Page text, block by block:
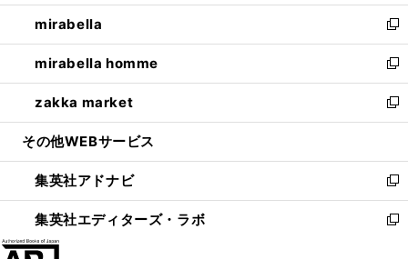
開
く
ウ
で
開
く
ン
ド
ウ
で
開
く
ウ
ィ
ン
ド
ウ
で
開
し
い
ウ
ィ
ン
ド
ウ
開
く
mirabella
新
し
い
ウ
ィ
ン
ウ
で
開
く
mirabella homme
新
し
い
ウ
ン
ド
ウ
で
zakka market
新
し
ウ
ィ
ン
ド
その他WEBサービス
集英社アドナビ
新
し
い
集英社エディターズ・ラボ
新